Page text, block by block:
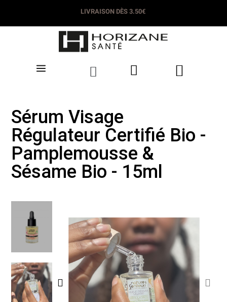
LIVRAISON DÈS 3.50€
Sérum Visage
Régulateur Certifié Bio -
Pamplemousse &
Sésame Bio - 15ml